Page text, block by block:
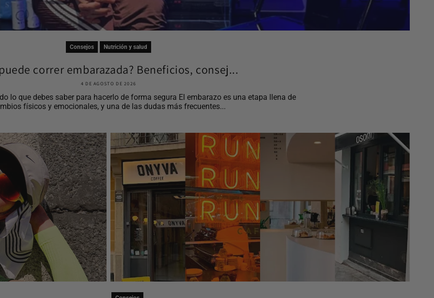
Consejos Nutrición y salud
correr embarazada? Beneficios, consej...
4 DE AGOSTO DE 2026
lo que debes saber para hacerlo de forma segura El embarazo es una etapa llena de
físicos y emocionales, y una de las dudas más frecuentes...